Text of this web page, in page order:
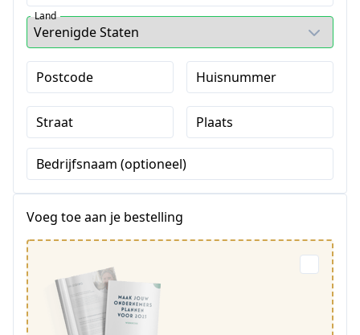
Land
Postcode Huisnummer
Straat Plaats
Bedrijfsnaam (optioneel)
Voeg toe aan je bestelling